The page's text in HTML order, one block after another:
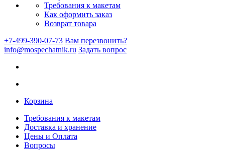
Требования к макетам
Как оформить заказ
Возврат товара
+7-499-390-07-73 Вам перезвонить?
info@mospechatnik.ru Задать вопрос
Корзина
Требования к макетам
Доставка и хранение
Цены и Оплата
Вопросы